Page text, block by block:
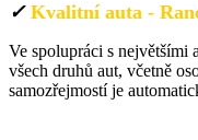
✓ Kvalitní auta -
Ve spolupráci s největšími
všech druhů aut, včetně
samozřejmostí je